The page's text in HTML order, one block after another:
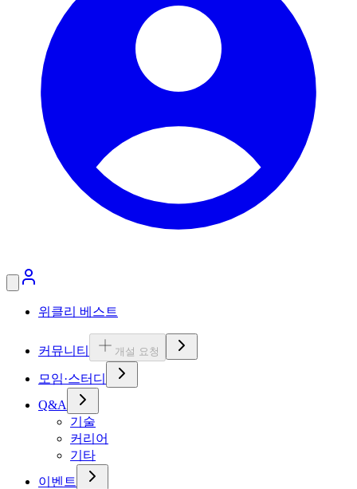
위클리 베스트
커뮤니티 개설 요청
모임·스터디
Q&A
기술
커리어
기타
이벤트